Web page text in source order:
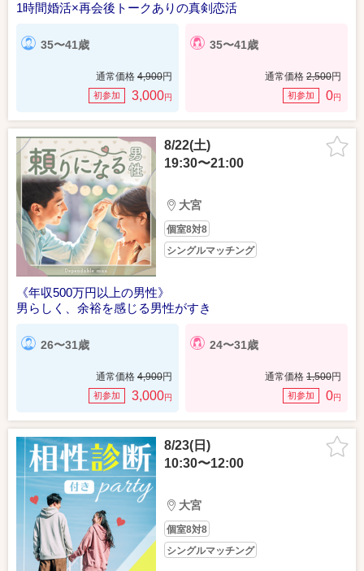
1時間婚活×再会後トークありの真剣恋活
35〜41歳
通常価格 4,900円
初参加 3,000円
35〜41歳
通常価格 2,500円
初参加 0円
8/22(土)
19:30〜21:00
大宮
個室8対8
シングルマッチング
《年収500万円以上の男性》
男らしく、余裕を感じる男性がすき
26〜31歳
通常価格 4,900円
初参加 3,000円
24〜31歳
通常価格 1,500円
初参加 0円
8/23(日)
10:30〜12:00
大宮
個室8対8
シングルマッチング